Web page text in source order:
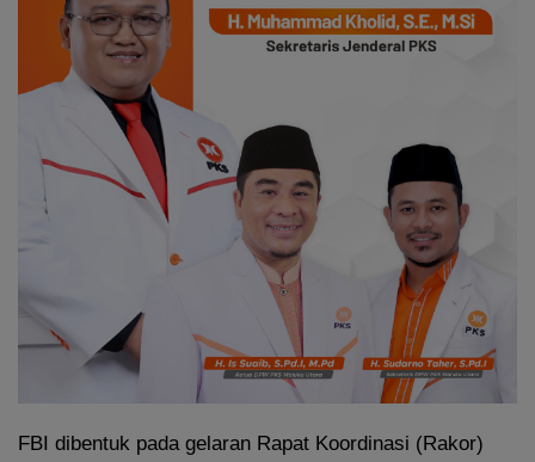
FBI dibentuk pada gelaran Rapat Koordinasi (Rakor)